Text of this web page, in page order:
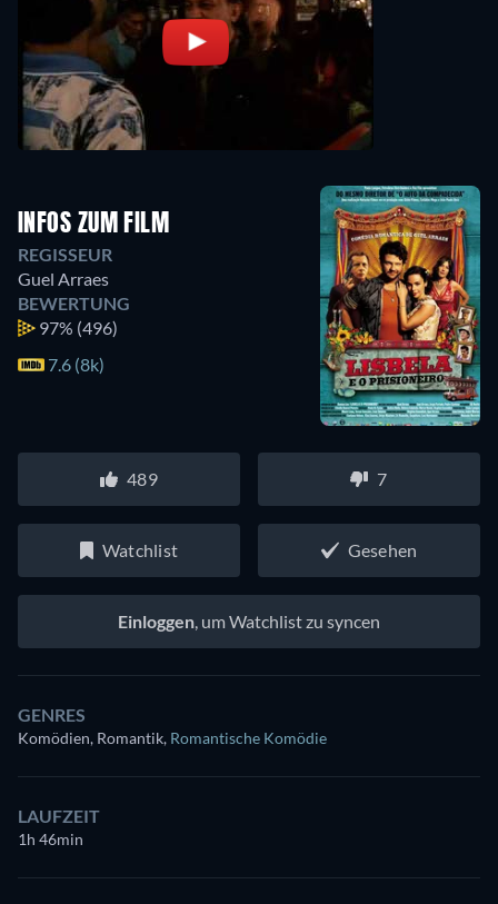
INFOS ZUM FILM
REGISSEUR
Guel Arraes
BEWERTUNG
97% (496)
7.6 (8k)
489 7
Watchlist Gesehen
Einloggen, um Watchlist zu syncen
GENRES
Komödien, Romantik, Romantische Komödie
LAUFZEIT
1h 46min